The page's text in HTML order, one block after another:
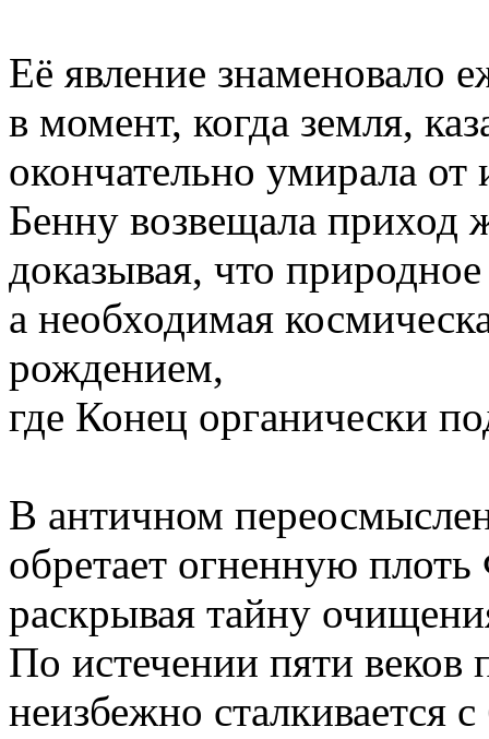
Её явление знаменовало
в момент, когда земля,
окончательно умирала
Бенну возвещала приход
доказывая, что
а необходимая
рождением,
где Конец органически
В античном
обретает огненную
раскрывая тайну
По истечении пяти веков
неизбежно сталкивается